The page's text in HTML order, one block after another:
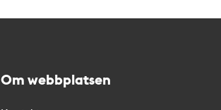
Om webbplatsen